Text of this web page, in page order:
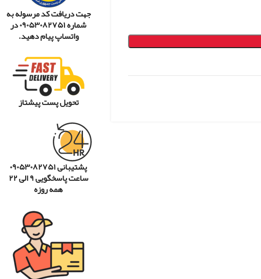
جهت دریافت کد مرسوله به
شماره ۰۹۰۵۳۰۸۲۷۵۱ در
واتساپ پیام دهید.
تحویل پست پیشتاز
پشتیبانی ۰۹۰۵۳۰۸۲۷۵۱
ساعت پاسخگویی ۹ الی ۲۲
همه روزه